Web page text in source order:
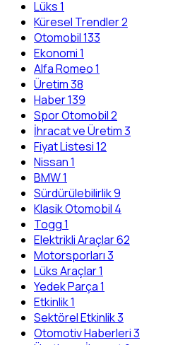
Lüks1
Küresel Trendler2
Otomobil133
Ekonomi1
Alfa Romeo1
Üretim38
Haber139
Spor Otomobil2
İhracat ve Üretim3
Fiyat Listesi12
Nissan1
BMW1
Sürdürülebilirlik9
Klasik Otomobil 4
Togg1
Elektrikli Araçlar62
Motorsporları3
Lüks Araçlar1
Yedek Parça1
Etkinlik1
Sektörel Etkinlik3
Otomotiv Haberleri3